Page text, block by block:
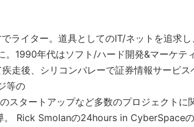
ライター。道具としてのIT/ネットを追求し
。1990年代はソフト/ハード開発&マーケテ
走後、シリコンバレーで証券情報サービス
等の
タートアップなど多数のプロジェクトに
。 Rick Smolanの24hours in CyberSpace